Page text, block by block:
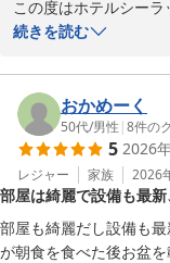
この度はホテルシー
りがとうございます。
また、高いご評価と
申し上げます。
いつまでもお選びい
らも一層のサービス
ーラックパル高崎をよ
またのお越しをお待
続きを読む
おかめーく
50代/男性 |8件の
5 2026
レジャー 家族 2026
部屋は綺麗で設備も最
部屋も綺麗だし設備も
が朝食を食べた後お盆